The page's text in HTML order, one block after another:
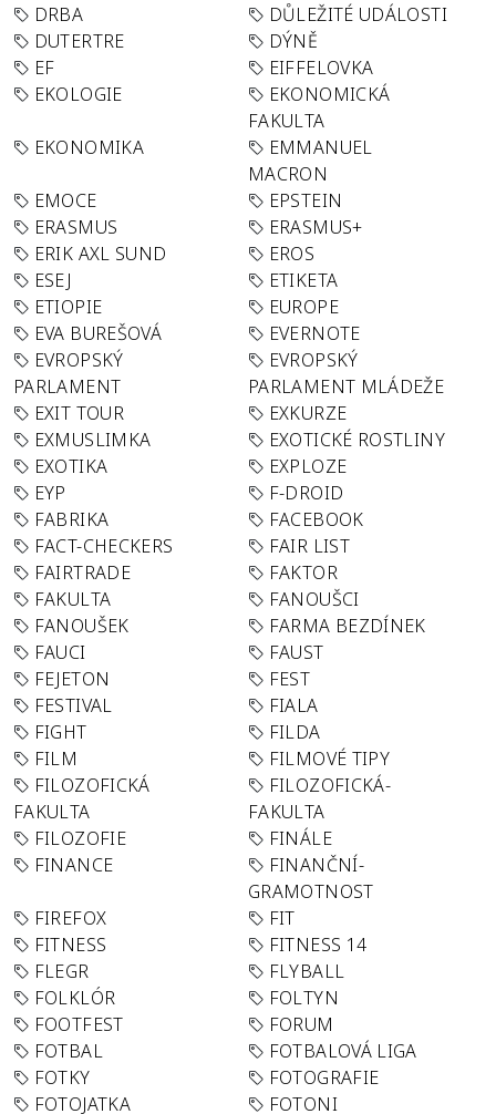
DRBA
DŮLEŽITÉ UDÁLOSTI
DUTERTRE
DÝNĚ
EF
EIFFELOVKA
EKOLOGIE
EKONOMICKÁ
FAKULTA
EKONOMIKA
EMMANUEL
MACRON
EMOCE
EPSTEIN
ERASMUS
ERASMUS+
ERIK AXL SUND
EROS
ESEJ
ETIKETA
ETIOPIE
EUROPE
EVA BUREŠOVÁ
EVERNOTE
EVROPSKÝ
PARLAMENT
EVROPSKÝ
PARLAMENT MLÁDEŽE
EXIT TOUR
EXKURZE
EXMUSLIMKA
EXOTICKÉ ROSTLINY
EXOTIKA
EXPLOZE
EYP
F-DROID
FABRIKA
FACEBOOK
FACT-CHECKERS
FAIR LIST
FAIRTRADE
FAKTOR
FAKULTA
FANOUŠCI
FANOUŠEK
FARMA BEZDÍNEK
FAUCI
FAUST
FEJETON
FEST
FESTIVAL
FIALA
FIGHT
FILDA
FILM
FILMOVÉ TIPY
FILOZOFICKÁ
FAKULTA
FILOZOFICKÁ-
FAKULTA
FILOZOFIE
FINÁLE
FINANCE
FINANČNÍ-
GRAMOTNOST
FIREFOX
FIT
FITNESS
FITNESS 14
FLEGR
FLYBALL
FOLKLÓR
FOLTYN
FOOTFEST
FORUM
FOTBAL
FOTBALOVÁ LIGA
FOTKY
FOTOGRAFIE
FOTOJATKA
FOTONI